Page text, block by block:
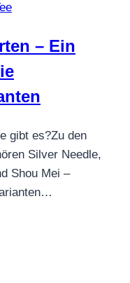
– Ein
gibt es?Zu den
Silver Needle,
Shou Mei –